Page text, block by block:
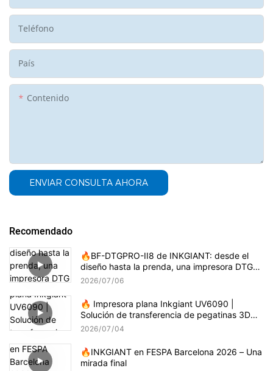
Teléfono
País
Contenido
ENVIAR CONSULTA AHORA
Recomendado
🔥BF-DTGPRO-II8 de INKGIANT: desde el
diseño hasta la prenda, una impresora DTG
que realmente entiende la impresión sobre
2026 07 06
🔥 Impresora plana Inkgiant UV6090 |
Solución de transferencia de pegatinas 3D
por goteo
2026 07 04
🔥INKGIANT en FESPA Barcelona 2026 – Una
mirada final